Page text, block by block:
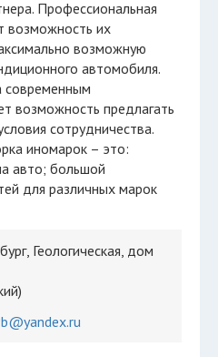
Профессиональная
возможность их
возможную
автомобиля.
современным
возможность предлагать
сотрудничества.
иномарок – это:
авто; большой
для различных марок
Геологическая, дом